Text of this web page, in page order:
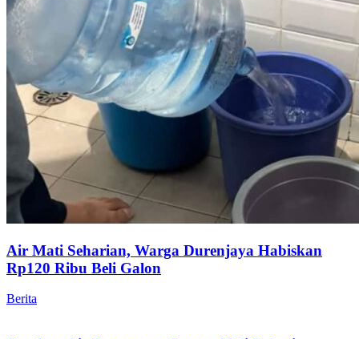
Air Mati Seharian, Warga Durenjaya Habiskan
Rp120 Ribu Beli Galon
Berita